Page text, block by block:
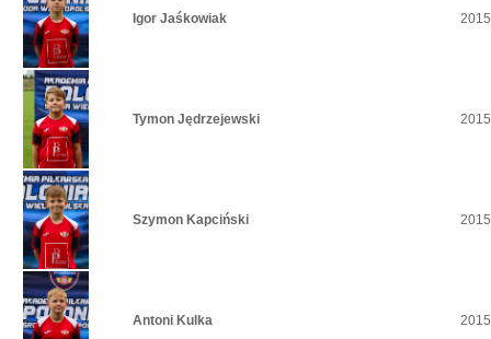
Igor Jaśkowiak 2015
Tymon Jędrzejewski 2015
Szymon Kapciński 2015
Antoni Kulka 2015